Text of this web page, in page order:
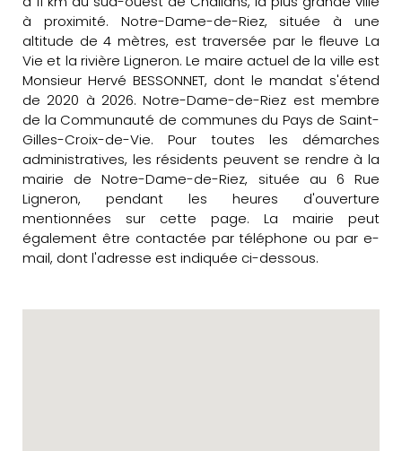
à proximité. Notre-Dame-de-Riez, située à une
altitude de 4 mètres, est traversée par le fleuve La
Vie et la rivière Ligneron. Le maire actuel de la ville est
Monsieur Hervé BESSONNET, dont le mandat s'étend
de 2020 à 2026. Notre-Dame-de-Riez est membre
de la Communauté de communes du Pays de Saint-
Gilles-Croix-de-Vie. Pour toutes les démarches
administratives, les résidents peuvent se rendre à la
mairie de Notre-Dame-de-Riez, située au 6 Rue
Ligneron, pendant les heures d'ouverture
mentionnées sur cette page. La mairie peut
également être contactée par téléphone ou par e-
mail, dont l'adresse est indiquée ci-dessous.